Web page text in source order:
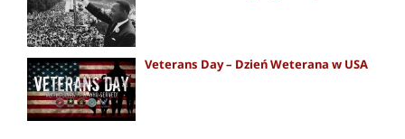
Veterans Day – Dzień Weterana w USA